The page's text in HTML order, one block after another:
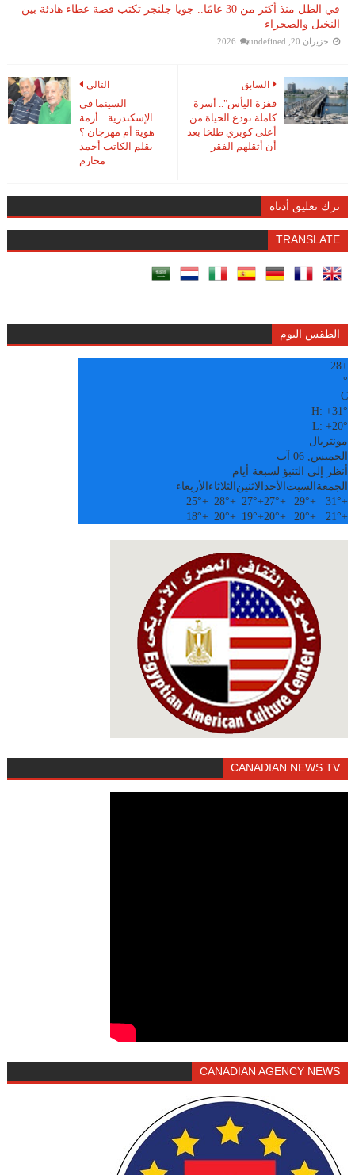
في الظل منذ أكثر من 30 عامًا.. جويا جلنجر تكتب قصة عطاء هادئة بين
النخيل والصحراء
حزيران 20, 2026 undefined
التالي
السينما في
الإسكندرية .. أزمة
هوية أم مهرجان ؟
بقلم الكاتب أحمد
محارم
السابق
قفزة اليأس".. أسرة
كاملة تودع الحياة من
أعلى كوبري طلخا بعد
أن أثقلهم الفقر
ترك تعليق أدناه
TRANSLATE
الطقس اليوم
+
28
°
C
H:+31°
L:+20°
مونتريال
الخميس, 06 آب
أنظر إلى التنبؤ لسبعة أيام
الجمعة السبت الأحدالاثنين الثلاثاء الأربعاء
+
31°
+
29°
+
27°
+
27°
+
28°
+
25°
+
21°
+
20°
+
20°
+
19°
+
20°
+
18°
CANADIAN NEWS TV
CANADIAN AGENCY NEWS